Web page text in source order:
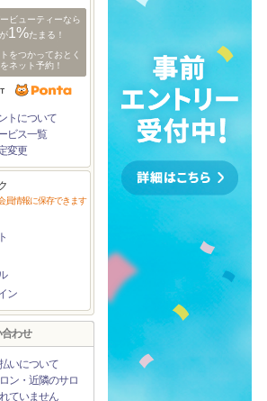
ビューティーなら
1%たまる！
をつかっておとく
ネット予約！
トについて
ビス一覧
変更
員情報に保存できます
ン
わせ
いについて
ン・近隣のサロ
ていません